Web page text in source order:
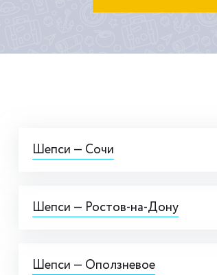
Шепси — Сочи
Шепси — Ростов-на-Дону
Шепси — Оползневое